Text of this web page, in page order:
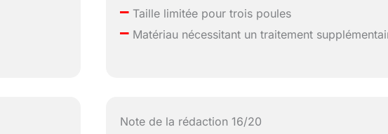
– Taille limitée pour trois poules
– Matériau nécessitant un traitement
Note de la rédaction 16/20